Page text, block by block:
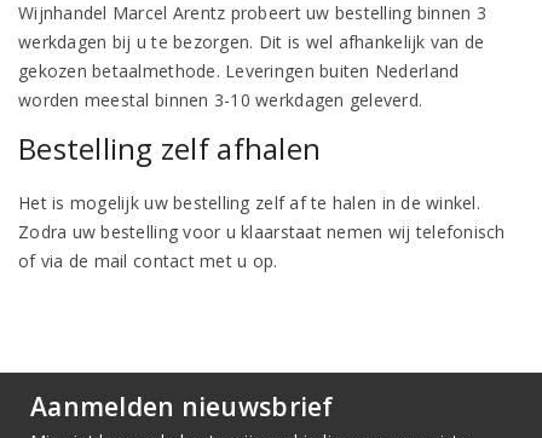
Wijnhandel Marcel Arentz probeert uw bestelling binnen 3
werkdagen bij u te bezorgen. Dit is wel afhankelijk van de
gekozen betaalmethode. Leveringen buiten Nederland
worden meestal binnen 3-10 werkdagen geleverd.
Bestelling zelf afhalen
Het is mogelijk uw bestelling zelf af te halen in de winkel.
Zodra uw bestelling voor u klaarstaat nemen wij telefonisch
of via de mail contact met u op.
Aanmelden nieuwsbrief